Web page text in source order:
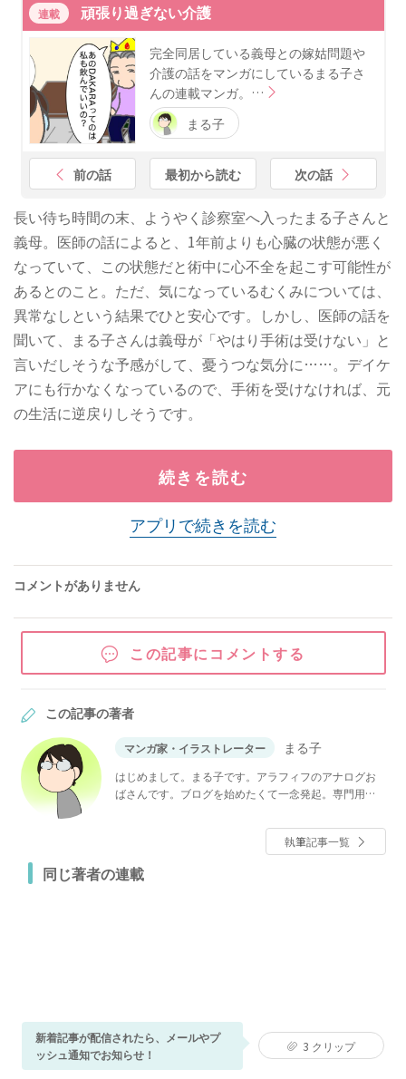
連載 頑張り過ぎない介護
完全同居している義母との嫁姑問題や
介護の話をマンガにしているまる子さ
んの連載マンガ。…
まる子
前の話 最初から読む 次の話
長い待ち時間の末、ようやく診察室へ入ったまる子さんと
義母。医師の話によると、1年前よりも心臓の状態が悪く
なっていて、この状態だと術中に心不全を起こす可能性が
あるとのこと。ただ、気になっているむくみについては、
異常なしという結果でひと安心です。しかし、医師の話を
聞いて、まる子さんは義母が「やはり手術は受けない」と
言いだしそうな予感がして、憂うつな気分に……。デイケ
アにも行かなくなっているので、手術を受けなければ、元
の生活に逆戻りしそうです。
続きを読む
アプリで続きを読む
コメントがありません
この記事にコメントする
この記事の著者
マンガ家・イラストレーター まる子
はじめまして。まる子です。アラフィフのアナログお
ばさんです。ブログを始めたくて一念発起。専門用語
屋根の下の同居、完全同居している義母との嫁姑問
題、介護がメインのブログです。似た環境の方々がス
な文章を心がけていきたいです。
執筆記事一覧
同じ著者の連載
新着記事が配信されたら、メールやプ
ッシュ通知でお知らせ！
3 クリップ